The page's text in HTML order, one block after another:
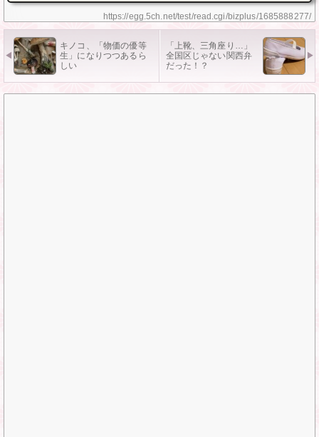
https://egg.5ch.net/test/read.cgi/bizplus/1685888277/
キノコ、「物価の優等
生」になりつつあるら
しい
「上靴、三角座り…」
全国区じゃない関西弁
だった！？